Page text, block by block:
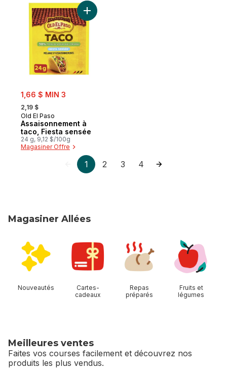
sale:
1,66 $ MIN 3
, formerly:
2,19 $
Old El Paso
Assaisonnement à
taco, Fiesta sensée
24 g, 9,12 $/100g
Magasiner Offre
Ajouter Assaisonnement à taco, Fiesta
1 2 3 4
Magasiner Allées
Nouveautés
Cartes-
cadeaux
Repas
préparés
Fruits et
légumes
Meilleures ventes
Faites vos courses facilement et découvrez nos
produits les plus vendus.